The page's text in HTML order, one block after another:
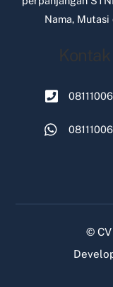
Nama, Mutasi
Kontak
©